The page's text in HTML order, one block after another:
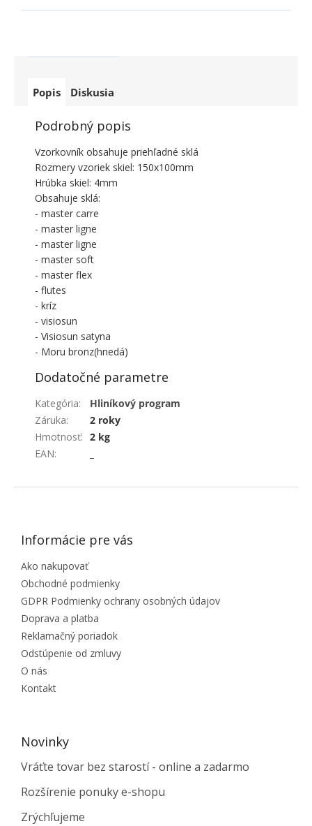
Popis Diskusia
Podrobný popis
Vzorkovník obsahuje priehľadné sklá
Rozmery vzoriek skiel: 150x100mm
Hrúbka skiel: 4mm
Obsahuje sklá:
- master carre
- master ligne
- master ligne
- master soft
- master flex
- flutes
- kríz
- visiosun
- Visiosun satyna
- Moru bronz(hnedá)
Dodatočné parametre
Kategória:
Hliníkový program
Záruka:
2 roky
Hmotnosť: 2 kg
EAN:
ZÁPÄTIE
Informácie pre vás
Ako nakupovať
Obchodné podmienky
GDPR Podmienky ochrany osobných údajov
Doprava a platba
Reklamačný poriadok
Odstúpenie od zmluvy
O nás
Kontakt
Novinky
Vráťte tovar bez starostí - online a zadarmo
Rozšírenie ponuky e-shopu
Zrýchľujeme